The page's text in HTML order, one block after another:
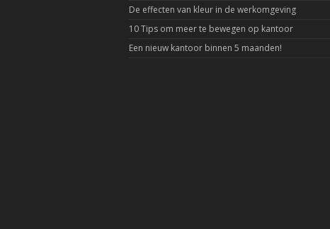
De effecten van kleur in de werkomgeving
10 Tips om meer te bewegen op kantoor
Een nieuw kantoor binnen 5 maanden!